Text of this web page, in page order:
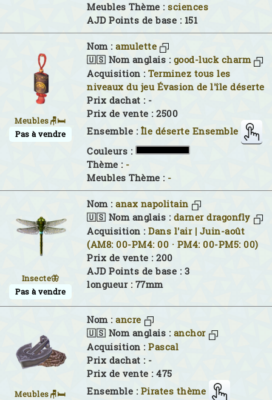
Meubles Thème : sciences
AJD Points de base : 151
Meubles🪑🛏
Pas à vendre
Nom : amulette
🇺🇸 Nom anglais : good-luck charm
Acquisition : Terminez tous les
niveaux du jeu Évasion de l'île déserte
Prix dachat : -
Prix de vente : 2500
Ensemble : Île déserte Ensemble
Couleurs :
Thème : -
Meubles Thème : -
Insecte🦋
Pas à vendre
Nom : anax napolitain
🇺🇸 Nom anglais : darner dragonfly
Acquisition : Dans l'air | Juin-août
(AM8: 00-PM4: 00 · PM4: 00-PM5: 00)
Prix de vente : 200
AJD Points de base : 3
longueur : 77mm
Meubles🪑🛏
Nom : ancre
🇺🇸 Nom anglais : anchor
Acquisition : Pascal
Prix dachat : -
Prix de vente : 475
Ensemble : Pirates thème